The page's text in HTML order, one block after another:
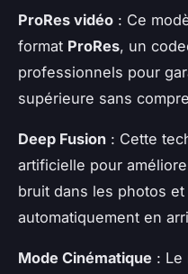
ProRes vidéo : Ce
format ProRes, un
professionnels pour
supérieure sans
Deep Fusion : Cette
artificielle pour
bruit dans les photos et
automatiquement en
Mode Cinématique : Le